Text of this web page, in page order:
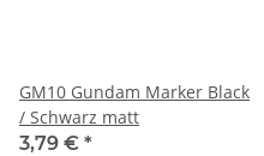
GM10 Gundam Marker Black
/ Schwarz matt
3,79 € *